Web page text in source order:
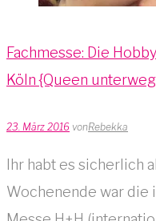
Fachmesse: Die
Köln {Queen
23. März 2016 vonRebekka
Ihr habt es sicherlich
Wochenende war die